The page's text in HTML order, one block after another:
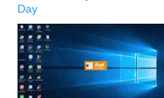
Day